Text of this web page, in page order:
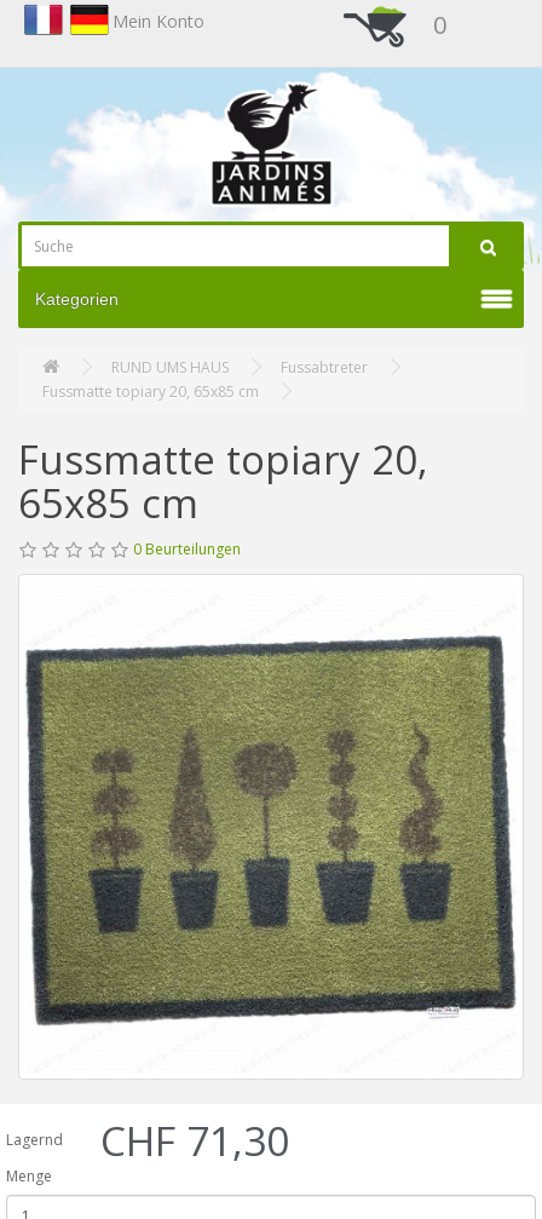
Mein Konto 0
Kategorien
RUND UMS HAUS
Fussabtreter
Fussmatte topiary 20, 65x85 cm
Fussmatte topiary 20,
65x85 cm
0 Beurteilungen
Lagernd
CHF 71,30
Menge